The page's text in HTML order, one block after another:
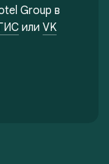
Group в
или VK